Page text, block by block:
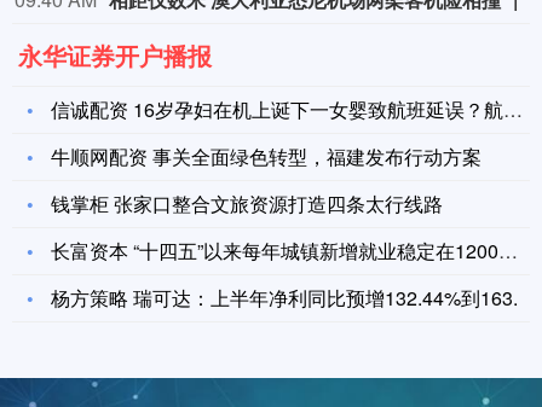
永华证券开户播报
信诚配资 16岁孕妇在机上诞下一女婴致航班延误？航司称系公司
牛顺网配资 事关全面绿色转型，福建发布行动方案
钱掌柜 张家口整合文旅资源打造四条太行线路
长富资本 “十四五”以来每年城镇新增就业稳定在1200万人以
杨方策略 瑞可达：上半年净利同比预增132.44%到163.